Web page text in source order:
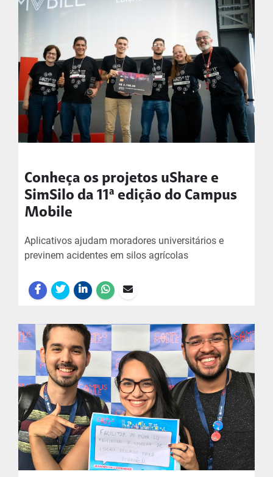
Conheça os projetos uShare e
SimSilo da 11ª edição do Campus
Mobile
Aplicativos ajudam moradores universitários e
previnem acidentes em silos agrícolas